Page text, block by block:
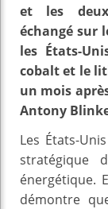
et les
échangé sur
les États-
cobalt et le
un mois
Antony
Les États-
stratégique
énergétique.
démontre